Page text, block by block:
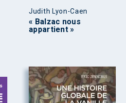
Judith Lyon-Caen
« Balzac nous
appartient »